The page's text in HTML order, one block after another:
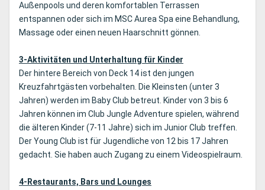
Außenpools und deren komfortablen Terrassen
entspannen oder sich im MSC Aurea Spa eine Behandlung,
Massage oder einen neuen Haarschnitt gönnen.
3-Aktivitäten und Unterhaltung für Kinder
Der hintere Bereich von Deck 14 ist den jungen
Kreuzfahrtgästen vorbehalten. Die Kleinsten (unter 3
Jahren) werden im Baby Club betreut. Kinder von 3 bis 6
Jahren können im Club Jungle Adventure spielen, während
die älteren Kinder (7-11 Jahre) sich im Junior Club treffen.
Der Young Club ist für Jugendliche von 12 bis 17 Jahren
gedacht. Sie haben auch Zugang zu einem Videospielraum.
4-Restaurants, Bars und Lounges